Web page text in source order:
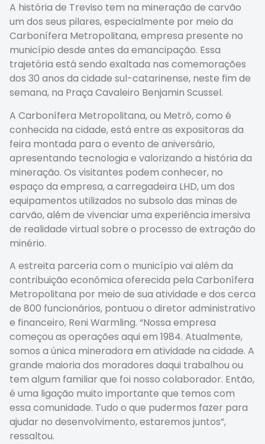
A história de Treviso tem na mineração de carvão
um dos seus pilares, especialmente por meio da
Carbonífera Metropolitana, empresa presente no
município desde antes da emancipação. Essa
trajetória está sendo exaltada nas comemorações
dos 30 anos da cidade sul-catarinense, neste fim de
semana, na Praça Cavaleiro Benjamin Scussel.
A Carbonífera Metropolitana, ou Metrô, como é
conhecida na cidade, está entre as expositoras da
feira montada para o evento de aniversário,
apresentando tecnologia e valorizando a história da
mineração. Os visitantes podem conhecer, no
espaço da empresa, a carregadeira LHD, um dos
equipamentos utilizados no subsolo das minas de
carvão, além de vivenciar uma experiência imersiva
de realidade virtual sobre o processo de extração do
minério.
A estreita parceria com o município vai além da
contribuição econômica oferecida pela Carbonífera
Metropolitana por meio de sua atividade e dos cerca
de 800 funcionários, pontuou o diretor administrativo
e financeiro, Reni Warmling. “Nossa empresa
começou as operações aqui em 1984. Atualmente,
somos a única mineradora em atividade na cidade. A
grande maioria dos moradores daqui trabalhou ou
tem algum familiar que foi nosso colaborador. Então,
é uma ligação muito importante que temos com
essa comunidade. Tudo o que pudermos fazer para
ajudar no desenvolvimento, estaremos juntos”,
ressaltou.